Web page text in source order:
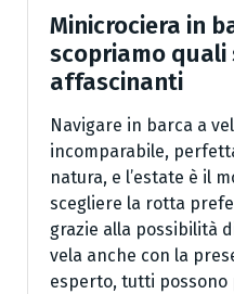
Minicrociera in
scopriamo quali
affascinanti
Navigare in barca a
incomparabile,
natura, e l’estate è il
scegliere la rotta
grazie alla possibilità
vela anche con la
esperto, tutti possono